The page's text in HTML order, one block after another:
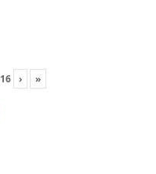
16 › »